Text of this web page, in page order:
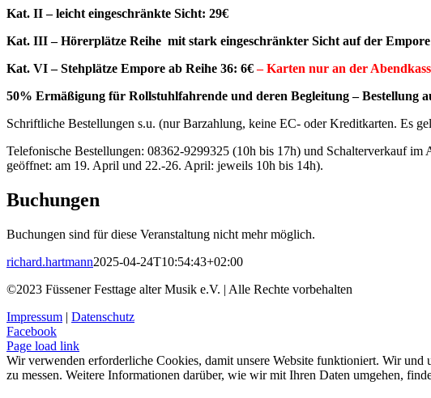
Kat. II – leicht eingeschränkte Sicht: 29€
Kat. III – Hörerplätze Reihe mit stark eingeschränkter Sicht auf der
Kat. VI – Stehplätze Empore ab Reihe 36: 6€– Karten nur an der
50% Ermäßigung für Rollstuhlfahrende und deren Begleitung – Bestellung
Schriftliche Bestellungen s.u. (nur Barzahlung, keine EC- oder Kreditkarten. Es
Telefonische Bestellungen: 08362-9299325 (10h bis 17h) und Schalterverkauf
geöffnet: am 19. April und 22.-26. April: jeweils 10h bis 14h).
Buchungen
Buchungen sind für diese Veranstaltung nicht mehr möglich.
richard.hartmann2025-04-24T10:54:43+02:00
©2023 Füssener Festtage alter Musik e.V. | Alle Rechte vorbehalten
Impressum | Datenschutz
Facebook
Page load link
Wir verwenden erforderliche Cookies, damit unsere Website funktioniert. Wir und
zu messen. Weitere Informationen darüber, wie wir mit Ihren Daten umgehen,